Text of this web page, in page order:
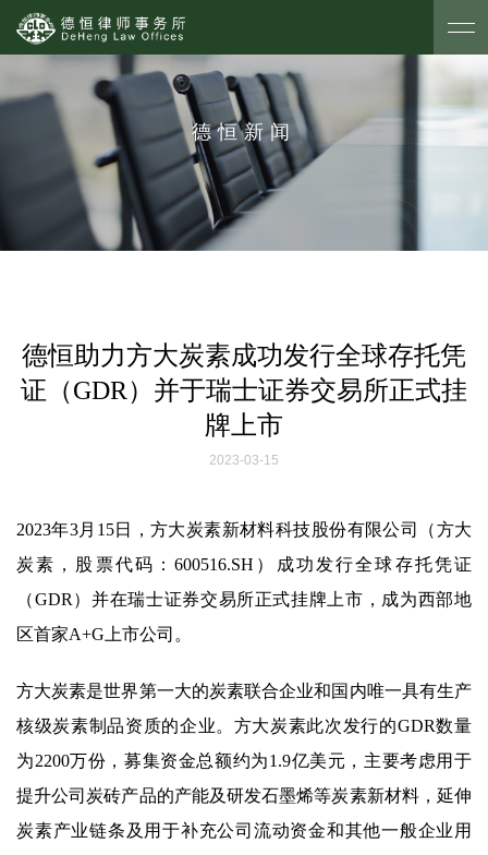
德恒新闻
德恒助力方大炭素成功发行全球存托凭
证（GDR）并于瑞士证券交易所正式挂
牌上市
2023-03-15
2023年3月15日，方大炭素新材料科技股份有限公司（方大
炭素，股票代码：600516.SH）成功发行全球存托凭证
（GDR）并在瑞士证券交易所正式挂牌上市，成为西部地
区首家A+G上市公司。
方大炭素是世界第一大的炭素联合企业和国内唯一具有生产
核级炭素制品资质的企业。方大炭素此次发行的GDR数量
为2200万份，募集资金总额约为1.9亿美元，主要考虑用于
提升公司炭砖产品的产能及研发石墨烯等炭素新材料，延伸
炭素产业链条及用于补充公司流动资金和其他一般企业用